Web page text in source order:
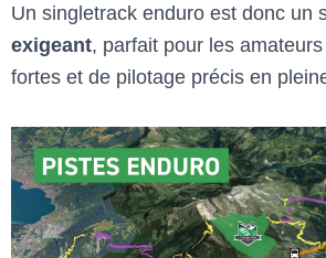
Un singletrack enduro est donc un
exigeant, parfait pour les
fortes et de pilotage précis en